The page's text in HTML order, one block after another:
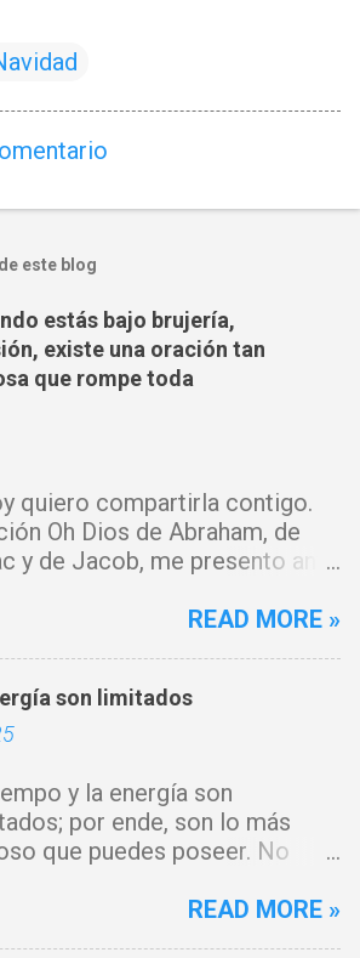
este blog
estás bajo brujería,
existe una oración tan
que rompe toda
quiero compartirla contigo.
Oh Dios de Abraham, de
y de Jacob, me presento ante
donde haya entrado la maldad.
tus ángeles guerreros cuiden
y que el fuego del Espíritu
Por el poder del Cordero
rompo cadenas, destruyo
y anulo toda palabra de
o depresión, envíala al
READ MORE »
son limitados
y la energía son
por ende, son lo más
que puedes poseer. No
no es para ti. Aprende a
READ MORE »